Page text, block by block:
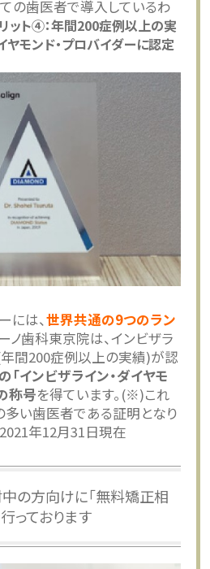
の歯医者で導入しているわ
ット④：年間200症例以上の実
ヤモンド・プロバイダーに認定
には、世界共通の9つのラン
ノ歯科東京院は、インビザラ
間200症例以上の実績)が認
インビザライン・ダイヤモ
称号を得ています。(※)これ
多い歯医者である証明となり
年12⽉31⽇現在
の方向けに「無料矯正相
っております